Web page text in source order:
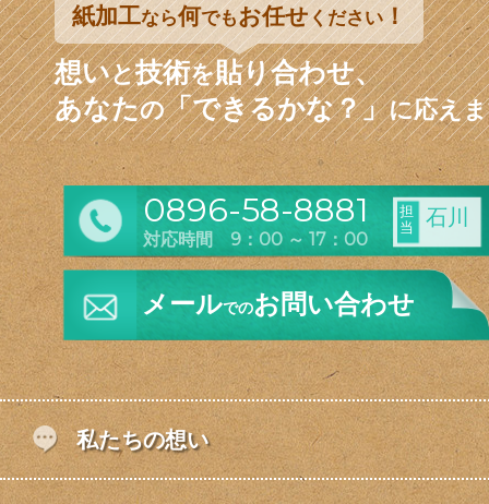
紙加工なら何でもお任せください！
想いと技術を貼り合わせ、
あなたの「できるかな？」に応え
0896-58-8881
対応時間 9：00 ～ 17：00
担
当
石川
メールでのお問い合わせ
私たちの想い